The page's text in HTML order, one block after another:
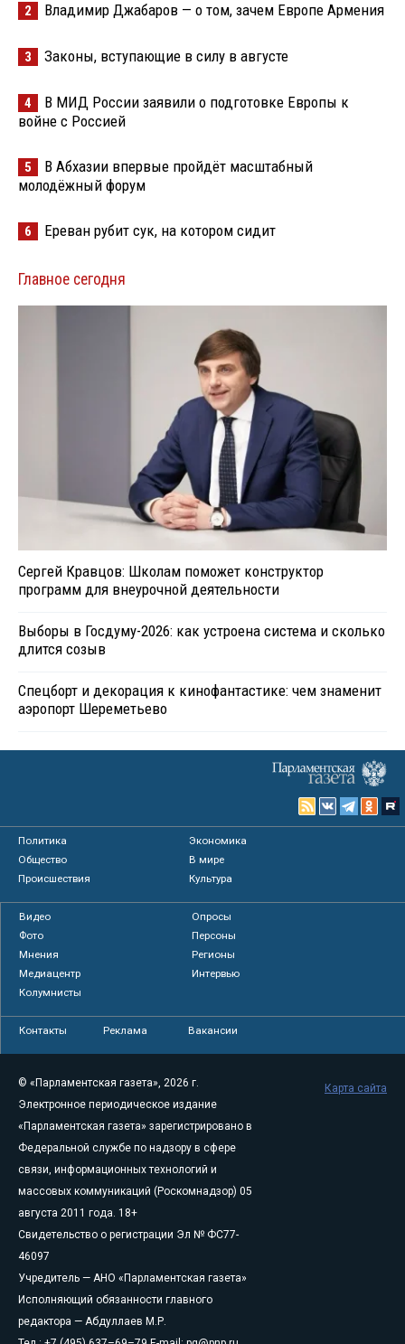
2 Владимир Джабаров — о том, зачем Европе Армения
3 Законы, вступающие в силу в августе
4
В МИД России заявили о подготовке Европы к
войне с Россией
5
В Абхазии впервые пройдёт масштабный
молодёжный форум
6 Ереван рубит сук, на котором сидит
Главное сегодня
Сергей Кравцов: Школам поможет конструктор
программ для внеурочной деятельности
Выборы в Госдуму-2026: как устроена система и сколько
длится созыв
Спецборт и декорация к кинофантастике: чем знаменит
аэропорт Шереметьево
Политика
Экономика
Общество
В мире
Происшествия
Культура
Видео
Опросы
Фото
Персоны
Мнения
Регионы
Медиацентр
Интервью
Колумнисты
Контакты Реклама Вакансии
© «Парламентская газета», 2026 г.
Электронное периодическое издание
«Парламентская газета» зарегистрировано в
Федеральной службе по надзору в сфере
связи, информационных технологий и
массовых коммуникаций (Роскомнадзор) 05
августа 2011 года. 18+
Свидетельство о регистрации Эл № ФС77-
46097
Учредитель — АНО «Парламентская газета»
Исполняющий обязанности главного
редактора — Абдуллаев М.Р.
Карта сайта